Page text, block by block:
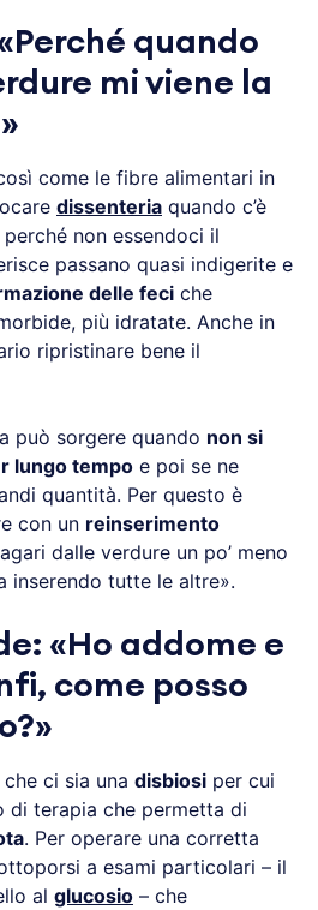
quando
mi viene la
come le fibre alimentari in
dissenteria quando c’è
non essendoci il
passano quasi indigerite e
delle feci che
più idratate. Anche in
ripristinare bene il
può sorgere quando non si
lungo tempo e poi se ne
quantità. Per questo è
con un reinserimento
dalle verdure un po’ meno
inserendo tutte le altre».
«Ho addome e
come posso
ci sia una disbiosi per cui
di terapia che permetta di
. Per operare una corretta
a esami particolari – il
al glucosio – che